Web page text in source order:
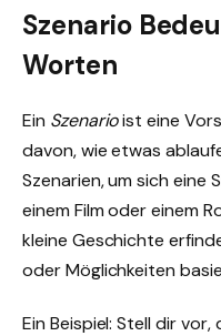
Szenario
Worten
Ein Szenarioist eine
davon, wie etwas
Szenarien, um sich eine
einem Film oder einem
kleine Geschichte
oder Möglichkeiten
Ein Beispiel: Stell dir